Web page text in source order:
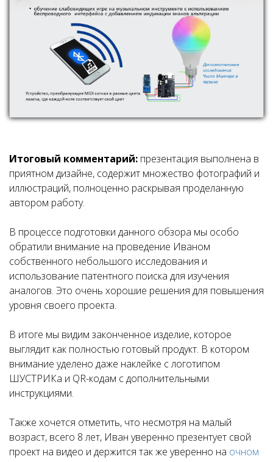
Итоговый комментарий: презентация выполнена в
приятном дизайне, содержит множество фотографий и
иллюстраций, полноценно раскрывая проделанную
автором работу.
В процессе подготовки данного обзора мы особо
обратили внимание на проведение Иваном
собственного небольшого исследования и
использование патентного поиска для изучения
аналогов. Это очень хорошие решения для повышения
уровня своего проекта.
В итоге мы видим законченное изделие, которое
выглядит как полностью готовый продукт. В котором
внимание уделено даже наклейке с логотипом
ШУСТРИКа и QR-кодам с дополнительными
инструкциями.
Также хочется отметить, что несмотря на малый
возраст, всего 8 лет, Иван уверенно презентует свой
проект на видео и держится так же уверенно на очном